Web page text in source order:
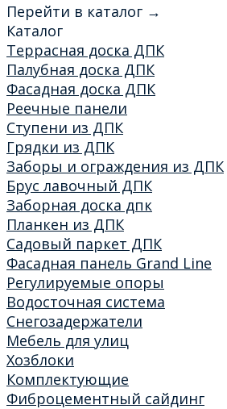
Перейти в каталог →
Каталог
Террасная доска ДПК
Палубная доска ДПК
Фасадная доска ДПК
Реечные панели
Ступени из ДПК
Грядки из ДПК
Заборы и ограждения из ДПК
Брус лавочный ДПК
Заборная доска дпк
Планкен из ДПК
Садовый паркет ДПК
Фасадная панель Grand Line
Регулируемые опоры
Водосточная система
Снегозадержатели
Мебель для улиц
Хозблоки
Комплектующие
Фиброцементный сайдинг